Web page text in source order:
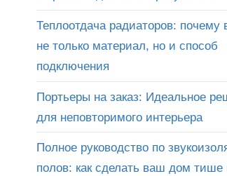
Теплоотдача радиаторов: почему
не только материал, но и способ
подключения
Портьеры на заказ: Идеальное
для неповторимого интерьера
Полное руководство по
полов: как сделать ваш дом тише